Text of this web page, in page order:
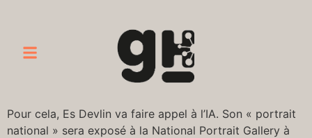
Pour cela, Es Devlin va faire appel à l’IA. Son « portrait
national » sera exposé à la National Portrait Gallery à